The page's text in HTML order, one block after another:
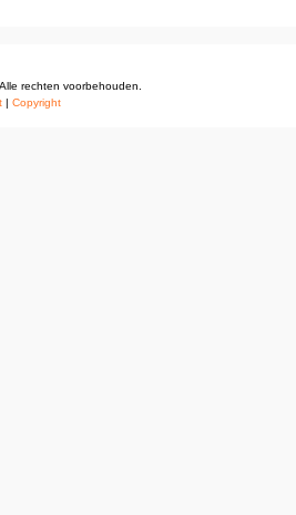
rechten voorbehouden.
| Copyright